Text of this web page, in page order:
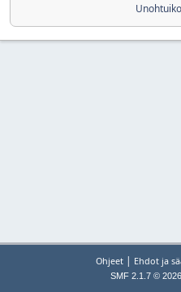
Ohjeet | Ehdot ja
SMF 2.1.7 © 2026